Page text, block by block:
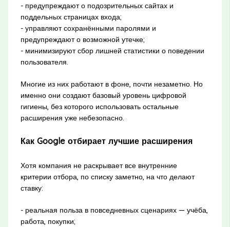
- предупреждают о подозрительных сайтах и
поддельных страницах входа;
- управляют сохранёнными паролями и
предупреждают о возможной утечке;
- минимизируют сбор лишней статистики о поведении
пользователя.
Многие из них работают в фоне, почти незаметно. Но
именно они создают базовый уровень цифровой
гигиены, без которого использовать остальные
расширения уже небезопасно.
Как Google отбирает лучшие расширения
Хотя компания не раскрывает все внутренние
критерии отбора, по списку заметно, на что делают
ставку:
- реальная польза в повседневных сценариях — учёба,
работа, покупки;